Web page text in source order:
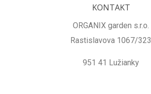
KONTAKT
ORGANIX garden s.r.o.
Rastislavova 1067/323
951 41 Lužianky